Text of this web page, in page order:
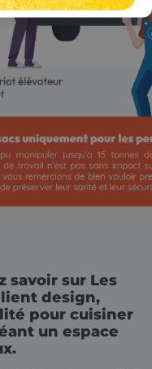
savoir sur Les
design,
pour cuisiner
un espace